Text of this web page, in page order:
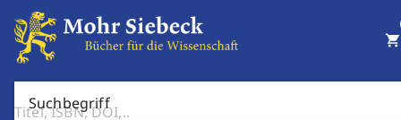
Suchbegriff
shopping_cart